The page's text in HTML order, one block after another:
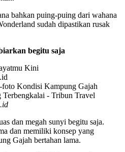
bahkan puing-puing dari wahana
sudah dipastikan rusak
begitu saja
dan megah sunyi begitu saja.
dan memiliki konsep yang
Gajah bertahan lama.